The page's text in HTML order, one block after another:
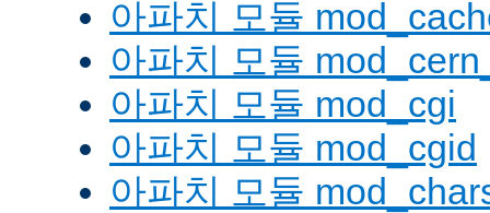
아파치 모듈
아파치 모듈
아파치 모듈 mod_cgi
아파치 모듈 mod_cgid
아파치 모듈